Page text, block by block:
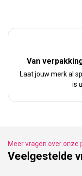
Van
Laat jouw merk al
is
Meer vragen over onze
Veelgestelde